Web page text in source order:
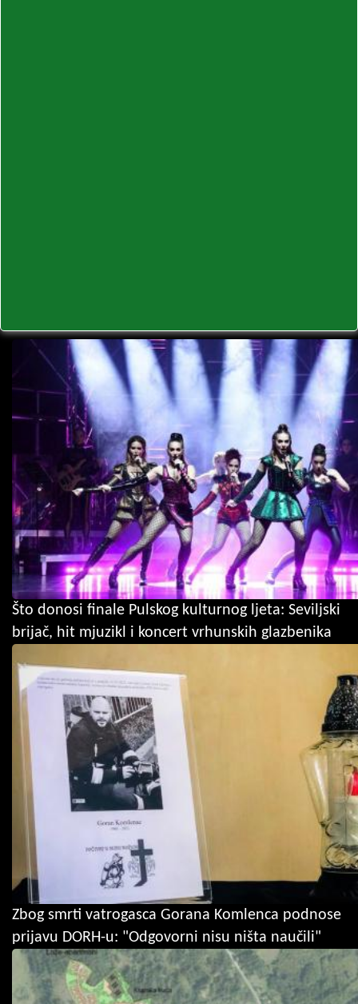
Što donosi finale Pulskog kulturnog ljeta: Seviljski
brijač, hit mjuzikl i koncert vrhunskih glazbenika
Zbog smrti vatrogasca Gorana Komlenca podnose
prijavu DORH-u: "Odgovorni nisu ništa naučili"